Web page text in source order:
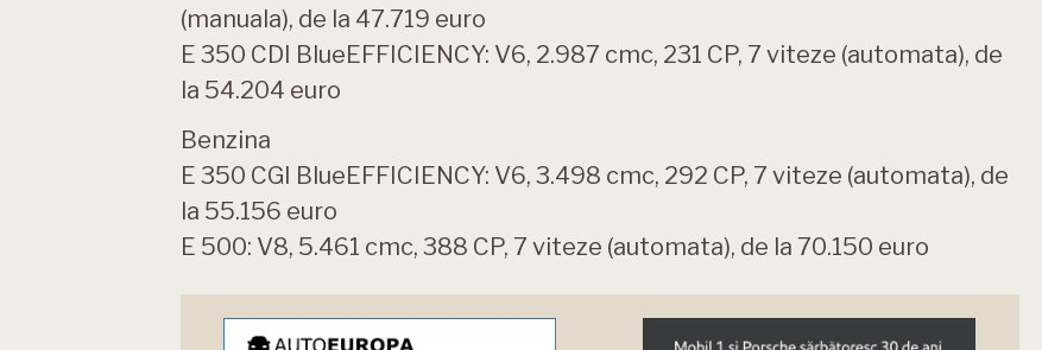
(manuala), de la 47.719 euro
E 350 CDI BlueEFFICIENCY: V6, 2.987 cmc, 231 CP, 7 viteze (automata), de
la 54.204 euro
Benzina
E 350 CGI BlueEFFICIENCY: V6, 3.498 cmc, 292 CP, 7 viteze (automata), de
la 55.156 euro
E 500: V8, 5.461 cmc, 388 CP, 7 viteze (automata), de la 70.150 euro